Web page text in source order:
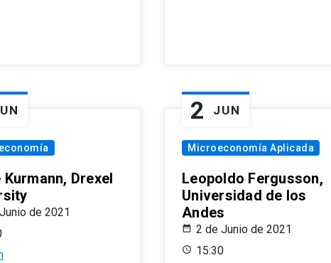
Drexel
de 2021
2 JUN
Microeconomía Aplicada
Leopoldo Fergusson,
Universidad de los
Andes
2 de Junio de 2021
15:30